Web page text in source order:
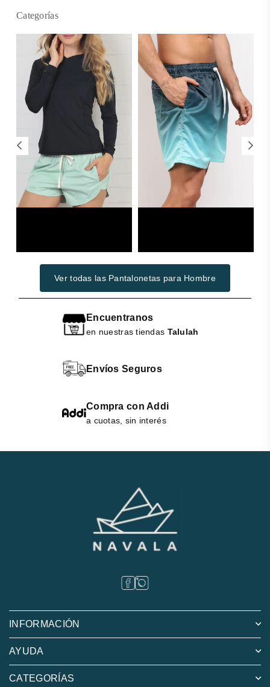
Categorías
Ver todas las Pantalonetas para Hombre
Encuentranos
en nuestras tiendas Talulah
Envíos Seguros
Compra con Addi
a cuotas, sin interés
INFORMACIÓN
AYUDA
CATEGORÍAS